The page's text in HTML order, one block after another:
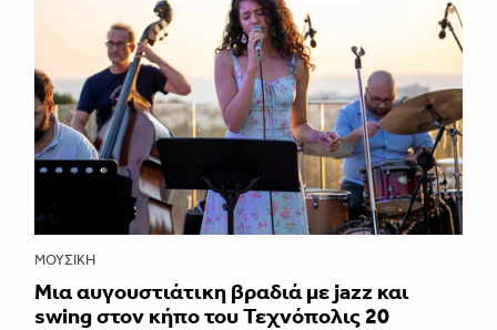
ΜΟΥΣΙΚΉ
Μια αυγουστιάτικη βραδιά με jazz και
swing στον κήπο του Τεχνόπολις 20